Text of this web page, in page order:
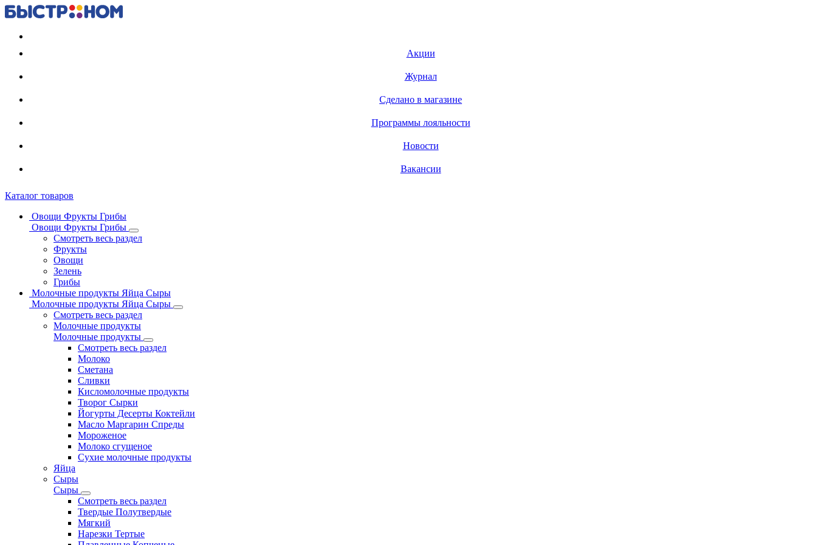
Акции
Журнал
Сделано в магазине
Программы лояльности
Новости
Вакансии
Каталог товаров
Овощи Фрукты Грибы
Овощи Фрукты Грибы
Смотреть весь раздел
Фрукты
Овощи
Зелень
Грибы
Молочные продукты Яйца Сыры
Молочные продукты Яйца Сыры
Смотреть весь раздел
Молочные продукты
Молочные продукты
Смотреть весь раздел
Молоко
Сметана
Сливки
Кисломолочные продукты
Творог Сырки
Йогурты Десерты Коктейли
Масло Маргарин Спреды
Мороженое
Молоко сгущеное
Сухие молочные продукты
Яйца
Сыры
Сыры
Смотреть весь раздел
Твердые Полутвердые
Мягкий
Нарезки Тертые